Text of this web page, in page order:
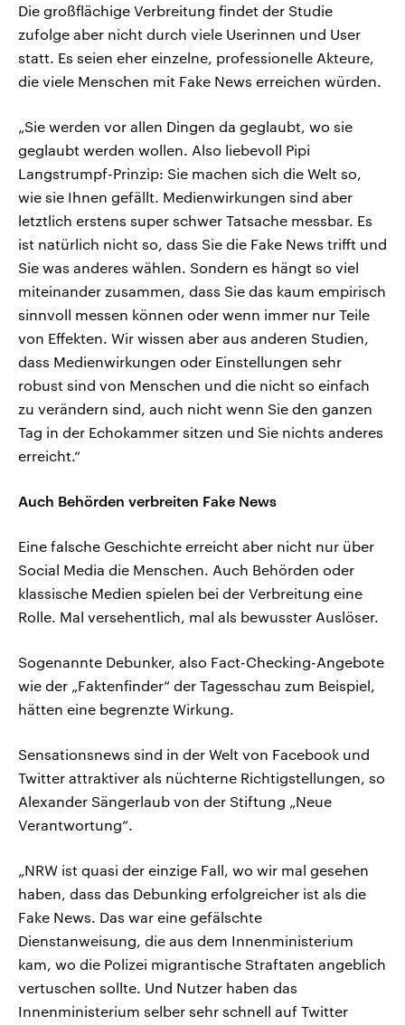
Die großflächige Verbreitung findet der Studie
zufolge aber nicht durch viele Userinnen und User
statt. Es seien eher einzelne, professionelle Akteure,
die viele Menschen mit Fake News erreichen würden.
„Sie werden vor allen Dingen da geglaubt, wo sie
geglaubt werden wollen. Also liebevoll Pipi
Langstrumpf-Prinzip: Sie machen sich die Welt so,
wie sie Ihnen gefällt. Medienwirkungen sind aber
letztlich erstens super schwer Tatsache messbar. Es
ist natürlich nicht so, dass Sie die Fake News trifft und
Sie was anderes wählen. Sondern es hängt so viel
miteinander zusammen, dass Sie das kaum empirisch
sinnvoll messen können oder wenn immer nur Teile
von Effekten. Wir wissen aber aus anderen Studien,
dass Medienwirkungen oder Einstellungen sehr
robust sind von Menschen und die nicht so einfach
zu verändern sind, auch nicht wenn Sie den ganzen
Tag in der Echokammer sitzen und Sie nichts anderes
erreicht.“
Auch Behörden verbreiten Fake News
Eine falsche Geschichte erreicht aber nicht nur über
Social Media die Menschen. Auch Behörden oder
klassische Medien spielen bei der Verbreitung eine
Rolle. Mal versehentlich, mal als bewusster Auslöser.
Sogenannte Debunker, also Fact-Checking-Angebote
wie der „Faktenfinder“ der Tagesschau zum Beispiel,
hätten eine begrenzte Wirkung.
Sensationsnews sind in der Welt von Facebook und
Twitter attraktiver als nüchterne Richtigstellungen, so
Alexander Sängerlaub von der Stiftung „Neue
Verantwortung“.
„NRW ist quasi der einzige Fall, wo wir mal gesehen
haben, dass das Debunking erfolgreicher ist als die
Fake News. Das war eine gefälschte
Dienstanweisung, die aus dem Innenministerium
kam, wo die Polizei migrantische Straftaten angeblich
vertuschen sollte. Und Nutzer haben das
Innenministerium selber sehr schnell auf Twitter